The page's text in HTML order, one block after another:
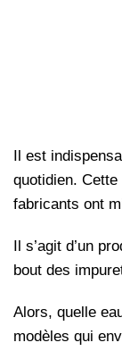
Il est
quotidien.
fabricants ont
Il s’agit d’un
bout des
Alors, quelle
modèles qui